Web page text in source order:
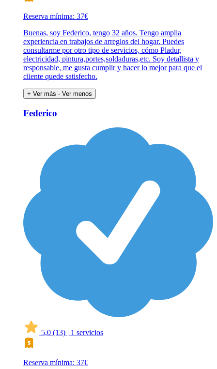
Reserva mínima: 37€
Buenas, soy Federico, tengo 32 años. Tengo amplia
experiencia en trabajos de arreglos del hogar. Puedes
consultarme por otro tipo de servicios, cómo Pladur,
electricidad, pintura,portes,soldaduras,etc. Soy detallista y
responsable, me gusta cumplir y hacer lo mejor para que el
cliente quede satisfecho.
+ Ver más - Ver menos
Federico
5,0 (13) | 1 servicios
Reserva mínima: 37€